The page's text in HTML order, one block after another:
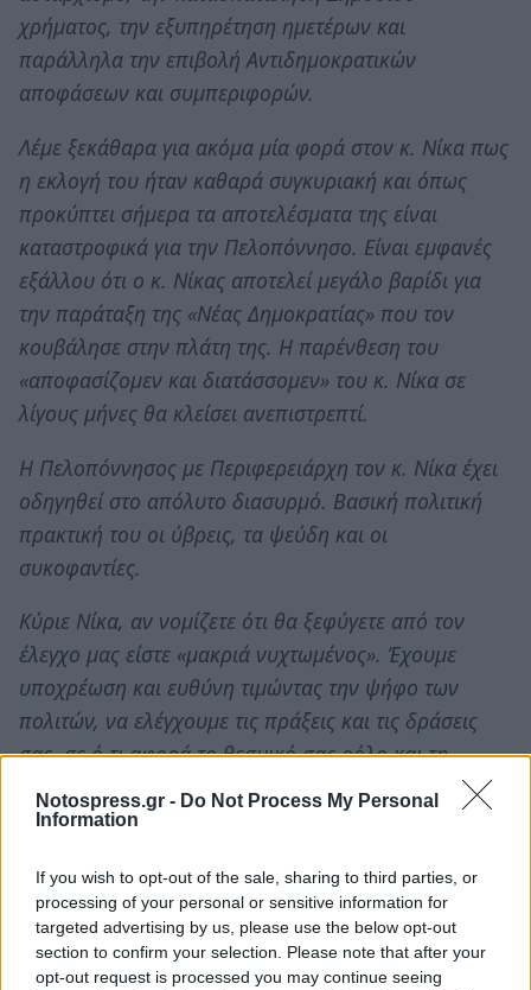
Notospress.gr - Do Not Process My Personal
Information
If you wish to opt-out of the sale, sharing to third parties, or
processing of your personal or sensitive information for
targeted advertising by us, please use the below opt-out
section to confirm your selection. Please note that after your
opt-out request is processed you may continue seeing
χρήματος, την εξυπηρέτηση ημετέρων και
παράλληλα την επιβολή Αντιδημοκρατικών
αποφάσεων και συμπεριφορών.
Λέμε ξεκάθαρα για ακόμα μία φορά στον κ. Νίκα πως
η εκλογή του ήταν καθαρά συγκυριακή και όπως
προκύπτει σήμερα τα αποτελέσματα της είναι
καταστροφικά για την Πελοπόννησο. Είναι εμφανές
εξάλλου ότι ο κ. Νίκας αποτελεί μεγάλο βαρίδι για
την παράταξη της «Νέας Δημοκρατίας» που τον
κουβάλησε στην πλάτη της. Η παρένθεση του
«αποφασίζομεν και διατάσσομεν» του κ. Νίκα σε
λίγους μήνες θα κλείσει ανεπιστρεπτί.
Η Πελοπόννησος με Περιφερειάρχη τον κ. Νίκα έχει
οδηγηθεί στο απόλυτο διασυρμό. Βασική πολιτική
πρακτική του οι ύβρεις, τα ψεύδη και οι
συκοφαντίες.
Κύριε Νίκα, αν νομίζετε ότι θα ξεφύγετε από τον
έλεγχο μας είστε «μακριά νυχτωμένος». Έχουμε
υποχρέωση και ευθύνη τιμώντας την ψήφο των
πολιτών, να ελέγχουμε τις πράξεις και τις δράσεις
σας, σε ό,τι αφορά το θεσμικό σας ρόλο και τη
διαχείριση του Δημοσίου χρήματος. Καθημερινά θα
είστε απολογούμενος απέναντι στους πολίτες.
Ως επικεφαλής της «Νέας Πελοποννήσου» εγώ και οι
συνεργάτες μου θα πολεμήσουμε σκληρά για να
ανατρέψουμε την πιο ακραία εκδοχή
αυταρχικότητας, αδιαφάνειας και αλαζονείας που